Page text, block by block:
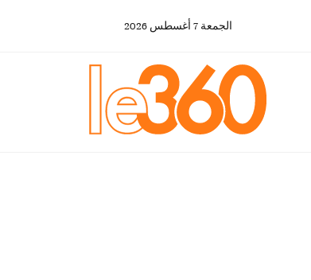
الجمعة 7 أغسطس 2026